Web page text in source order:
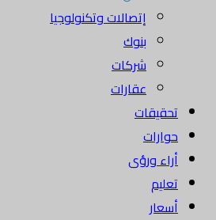
إتصالات وتكنولوجيا
بنوك
شركات
عقارات
تحقيقات
حوارات
أراء ورؤى
تعليم
أسعار